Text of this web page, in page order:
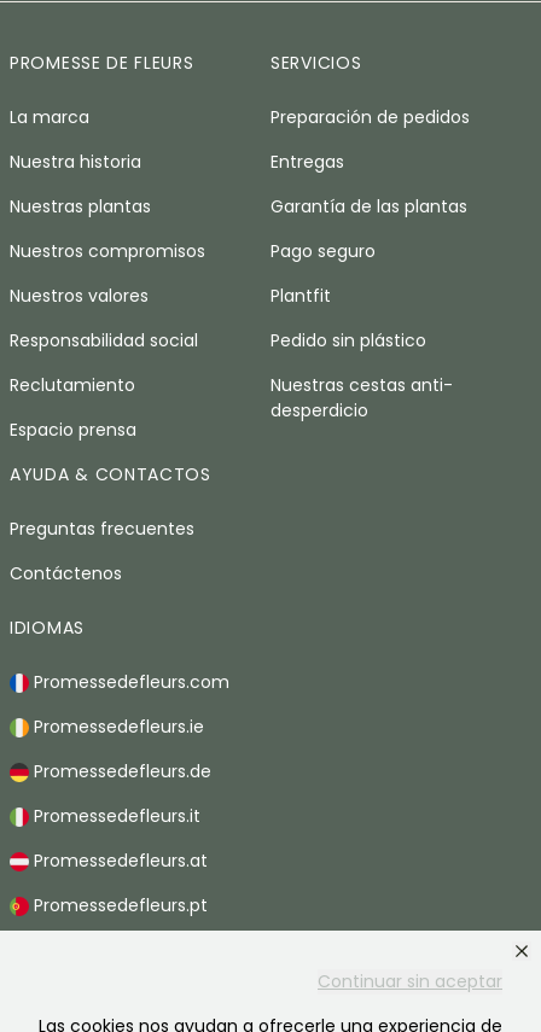
Continuar sin aceptar
Las cookies nos ayudan a ofrecerle una experiencia de
PROMESSE DE FLEURS
La marca
Nuestra historia
Nuestras plantas
Nuestros compromisos
Nuestros valores
Responsabilidad social
Reclutamiento
Espacio prensa
SERVICIOS
Preparación de pedidos
Entregas
Garantía de las plantas
Pago seguro
Plantfit
Pedido sin plástico
Nuestras cestas anti-
desperdicio
AYUDA & CONTACTOS
Preguntas frecuentes
Contáctenos
IDIOMAS
Promessedefleurs.com
Promessedefleurs.ie
Promessedefleurs.de
Promessedefleurs.it
Promessedefleurs.at
Promessedefleurs.pt